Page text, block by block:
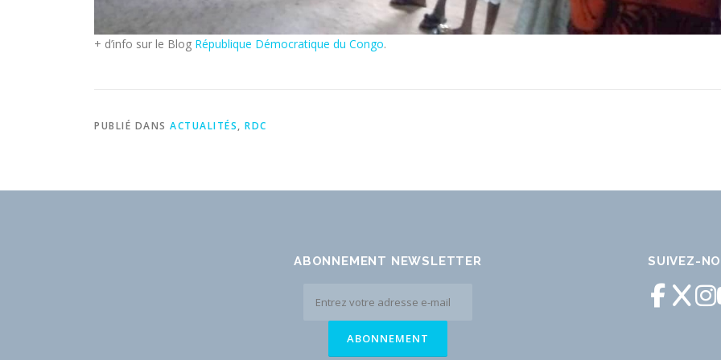
+ d’info sur le Blog République Démocratique du Congo.
PUBLIÉ DANS ACTUALITÉS, RDC
ABONNEMENT NEWSLETTER SUIVEZ-